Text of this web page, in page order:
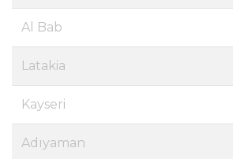
Al Bab
Latakia
Kayseri
Adıyaman